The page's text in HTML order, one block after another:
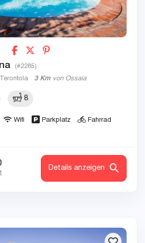
(#2285)
Terontola 3 Km von Ossaia
8
Wifi Parkplatz
Fahrrad
Details anzeigen